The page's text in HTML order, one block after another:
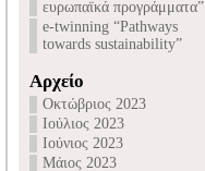
ευρωπαϊκά προγράμματα”
e-twinning “Pathways
towards sustainability”
Αρχείο
Οκτώβριος 2023
Ιούλιος 2023
Ιούνιος 2023
Μάιος 2023